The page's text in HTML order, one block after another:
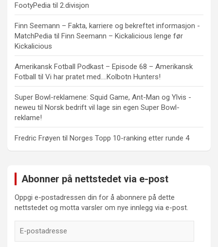
FootyPedia til 2.divisjon
Finn Seemann – Fakta, karriere og bekreftet informasjon -
MatchPedia til Finn Seemann – Kickalicious lenge før
Kickalicious
Amerikansk Fotball Podkast – Episode 68 – Amerikansk
Fotball til Vi har pratet med….Kolbotn Hunters!
Super Bowl-reklamene: Squid Game, Ant-Man og Ylvis -
neweu til Norsk bedrift vil lage sin egen Super Bowl-
reklame!
Fredric Frøyen til Norges Topp 10-ranking etter runde 4
Abonner på nettstedet via e-post
Oppgi e-postadressen din for å abonnere på dette
nettstedet og motta varsler om nye innlegg via e-post.
postadresse